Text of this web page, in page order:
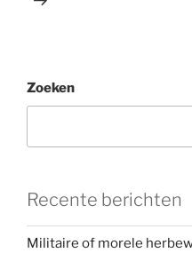
Zoeken
Recente berichten
Militaire of morele